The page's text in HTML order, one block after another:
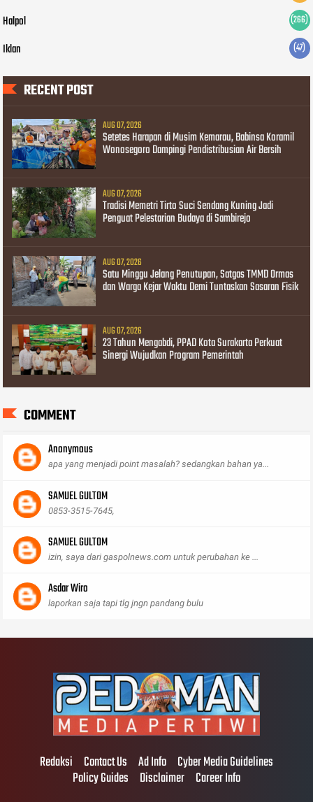
Halpol (266)
Iklan (47)
RECENT POST
AUG 07, 2026
Setetes Harapan di Musim Kemarau, Babinsa Koramil
Wonosegoro Dampingi Pendistribusian Air Bersih
AUG 07, 2026
Tradisi Memetri Tirto Suci Sendang Kuning Jadi
Penguat Pelestarian Budaya di Sambirejo
AUG 07, 2026
Satu Minggu Jelang Penutupan, Satgas TMMD Ormas
dan Warga Kejar Waktu Demi Tuntaskan Sasaran Fisik
AUG 07, 2026
23 Tahun Mengabdi, PPAD Kota Surakarta Perkuat
Sinergi Wujudkan Program Pemerintah
COMMENT
Anonymous
apa yang menjadi point masalah? sedangkan bahan ya...
SAMUEL GULTOM
0853-3515-7645,
SAMUEL GULTOM
izin, saya dari gaspolnews.com untuk perubahan ke ...
Asdar Wiro
laporkan saja tapi tlg jngn pandang bulu
Redaksi Contact Us Ad Info Cyber Media Guidelines
Policy Guides Disclaimer Career Info